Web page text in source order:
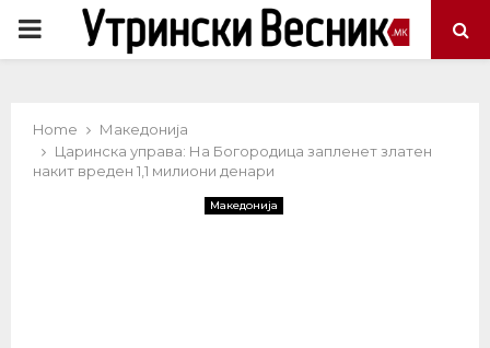
PRIMARY
Home
Македонија
Царинска управа: На Богородица запленет златен
накит вреден 1,1 милиони денари
Македонија